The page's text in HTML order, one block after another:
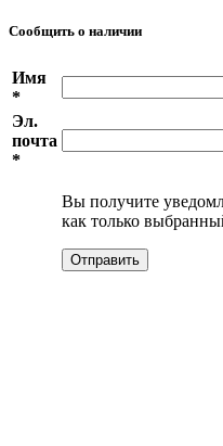
Сообщить о наличии
Имя
*
Эл.
почта
*
Вы получите
как только